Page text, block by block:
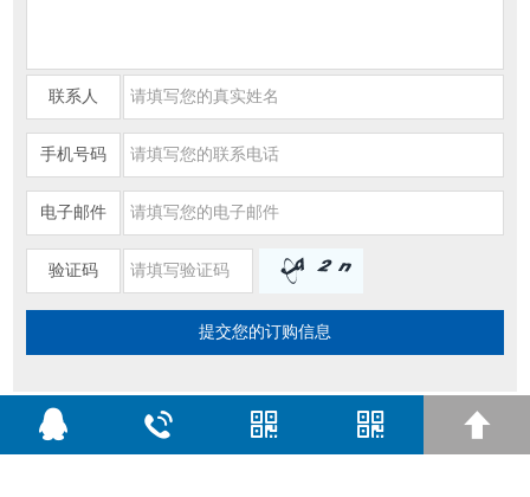
联系人
手机号码
电子邮件
验证码